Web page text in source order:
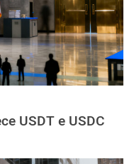
USDT e USDC